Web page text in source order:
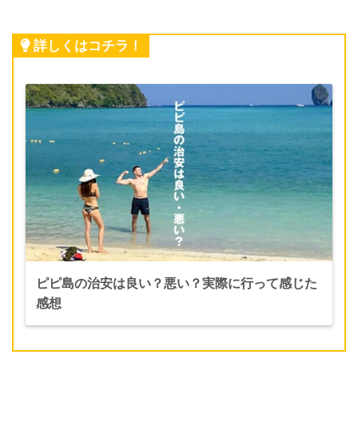
詳しくはコチラ！
ピピ島の治安は良い？悪い？実際に行って感じた
感想